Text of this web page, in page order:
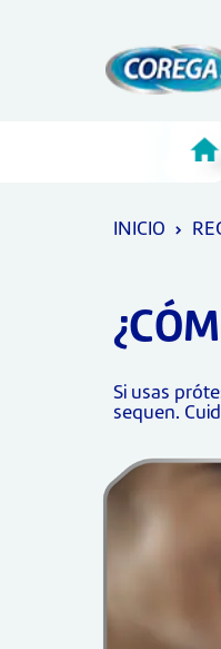
INICIO
Si usas
sequen.